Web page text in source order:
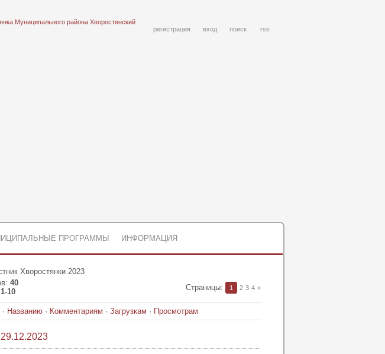
Муниципального района Хворостянский
регистрация
вход поиск rss
ПРОГРАММЫ ИНФОРМАЦИЯ
Хворостянки 2023
: 40
1-10 Страницы: 1 2 3 4 »
· Названию · Комментариям · Загрузкам · Просмотрам